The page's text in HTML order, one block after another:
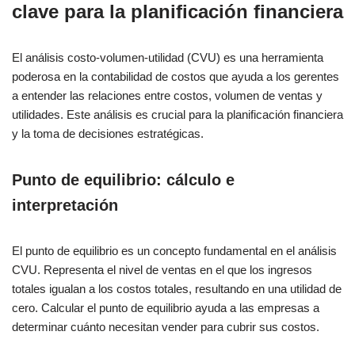
clave para la planificación financiera
El análisis costo-volumen-utilidad (CVU) es una herramienta
poderosa en la contabilidad de costos que ayuda a los gerentes
a entender las relaciones entre costos, volumen de ventas y
utilidades. Este análisis es crucial para la planificación financiera
y la toma de decisiones estratégicas.
Punto de equilibrio: cálculo e
interpretación
El punto de equilibrio es un concepto fundamental en el análisis
CVU. Representa el nivel de ventas en el que los ingresos
totales igualan a los costos totales, resultando en una utilidad de
cero. Calcular el punto de equilibrio ayuda a las empresas a
determinar cuánto necesitan vender para cubrir sus costos.